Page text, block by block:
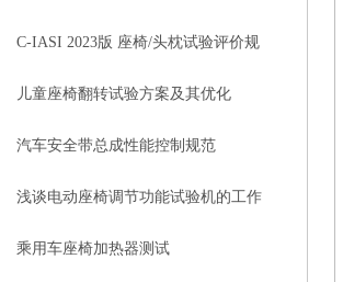
C-IASI 2023版 座椅/头枕试验评价规
程（征求意见稿）
儿童座椅翻转试验方案及其优化
汽车安全带总成性能控制规范
浅谈电动座椅调节功能试验机的工作
原理
乘用车座椅加热器测试